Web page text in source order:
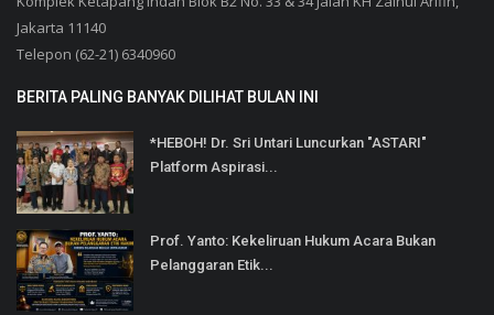
Jakarta 11140
Telepon (62-21) 6340960
BERITA PALING BANYAK DILIHAT BULAN INI
*HEBOH! Dr. Sri Untari Luncurkan "ASTARI"
Platform Aspirasi...
Prof. Yanto: Kekeliruan Hukum Acara Bukan
Pelanggaran Etik...